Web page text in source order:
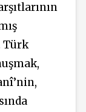
Türk